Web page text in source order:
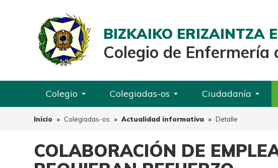
BIZKAIKO ERIZAINTZA
Colegio de Enfermería
Colegio Colegiadas-os Ciudadanía
Inicio Colegiadas-os Actualidad informativa Detalle
COLABORACIÓN DE